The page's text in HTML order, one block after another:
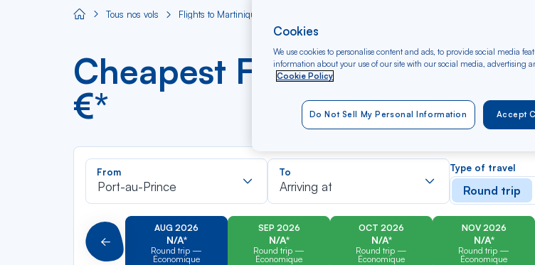
Aircaraibes.com
Tous nos vols Flights to Martinique
Cheapest Flight Port-au-
€*
From
Port-au-Prince
Rechercher
dans
la
liste
To
Arriving at
Rechercher
dans
la
liste
Type of travel
Round trip
Précédent
AUG 2026
N/A*
Round trip —
Économique
SEP 2026
N/A*
Round trip —
Économique
OCT 2026
N/A*
Round trip —
Économique
NOV 2026
N/A*
Round trip —
Économique
Cookies
We use cookies to personalise content and ads, to provide social media
information about your use of our site with our social media, advertising
Cookie Policy
Accept
Do Not Sell My Personal Information